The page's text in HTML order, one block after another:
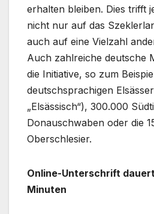
erhalten bleiben. Dies trifft
nicht nur auf das
auch auf eine Vielzahl
Auch zahlreiche deutsche
die Initiative, so zum
deutschsprachigen
„Elsässisch“), 300.000
Donauschwaben oder die
Oberschlesier.
Online-Unterschrift
Minuten